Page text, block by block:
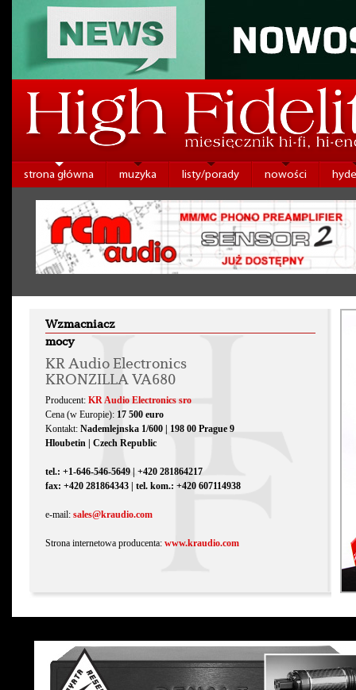
strona główna muzyka listy/porady nowości
Wzmacniacz
mocy
KR Audio Electronics
KRONZILLA VA680
Producent: KR Audio Electronics sro
Cena (w Europie): 17 500 euro
Kontakt: Nademlejnska 1/600 | 198 00 Prague 9
Hloubetin | Czech Republic
tel.: +1-646-546-5649 | +420 281864217
fax: +420 281864343 | tel. kom.: +420 607114938
e-mail: sales@kraudio.com
Strona internetowa producenta: www.kraudio.com